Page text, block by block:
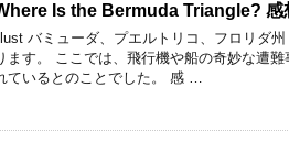
Is the Bermuda Triangle? 感
バミューダ、プエルトリコ、フロリダ
ます。 ここでは、飛行機や船の奇妙な遭
ているとのことでした。 感 …